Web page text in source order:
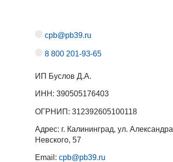
cpb@pb39.ru
8 800 201-93-65
ИП Буслов Д.А.
ИНН: 390505176403
ОГРНИП: 312392605100118
Адрес: г. Калининград, ул. Александра
Невского, 57
Email: cpb@pb39.ru